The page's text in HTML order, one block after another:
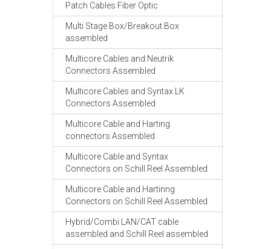
Patch Cables Fiber Optic
Multi Stage Box/Breakout Box
assembled
Multicore Cables and Neutrik
Connectors Assembled
Multicore Cables and Syntax LK
Connectors Assembled
Multicore Cable and Harting
connectors Assembled
Multicore Cable and Syntax
Connectors on Schill Reel Assembled
Multicore Cable and Hartinng
Connectors on Schill Reel Assembled
Hybrid/Combi LAN/CAT cable
assembled and Schill Reel assembled